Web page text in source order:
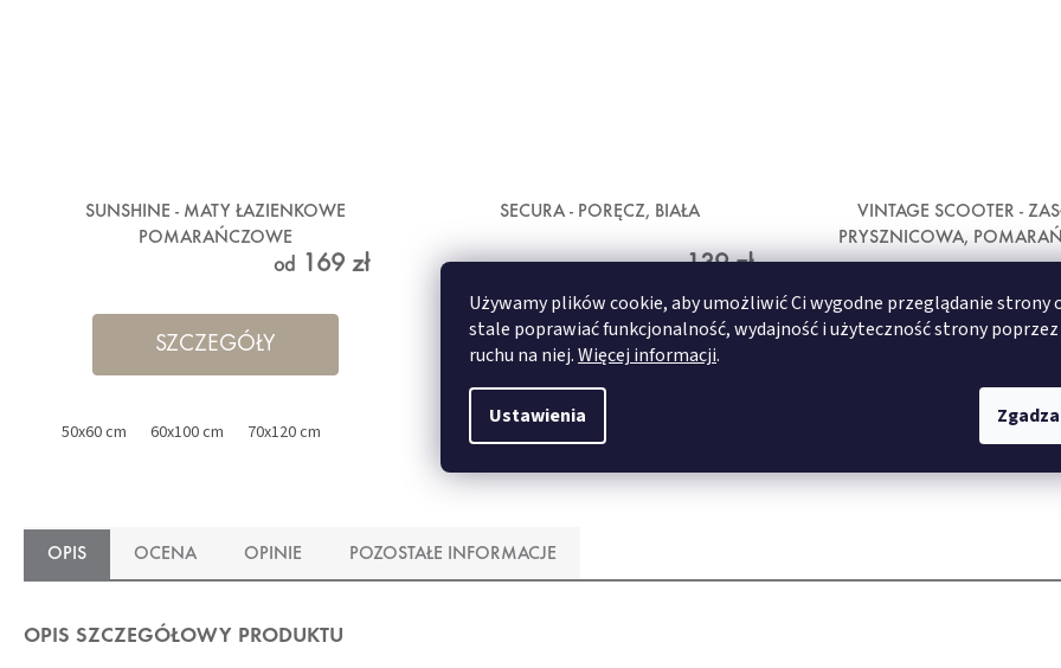
Używamy plików cookie, aby umożliwić Ci wygodne przeglądanie strony
stale poprawiać funkcjonalność, wydajność i użyteczność strony
ruchu na niej.Więcej informacji.
Ustawienia
SUNSHINE - MATY ŁAZIENKOWE
POMARAŃCZOWE
od 169 zł
SZCZEGÓŁY
50x60 cm 60x100 cm 70x120 cm
SECURA - PORĘCZ, BIAŁA
139 zł
SZCZEGÓŁY
VINTAGE SCOOTER -
PRYSZNICOWA,
SZCZEGÓŁY
OPIS OCENA OPINIE POZOSTAŁE INFORMACJE
OPIS SZCZEGÓŁOWY PRODUKTU